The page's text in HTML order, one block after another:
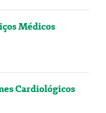
Médicos
Cardiológicos